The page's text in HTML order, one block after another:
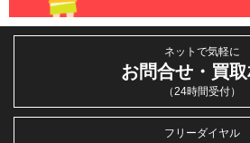
ネットで気軽に
お問合せ・買
（24時間受付）
フリーダイヤル